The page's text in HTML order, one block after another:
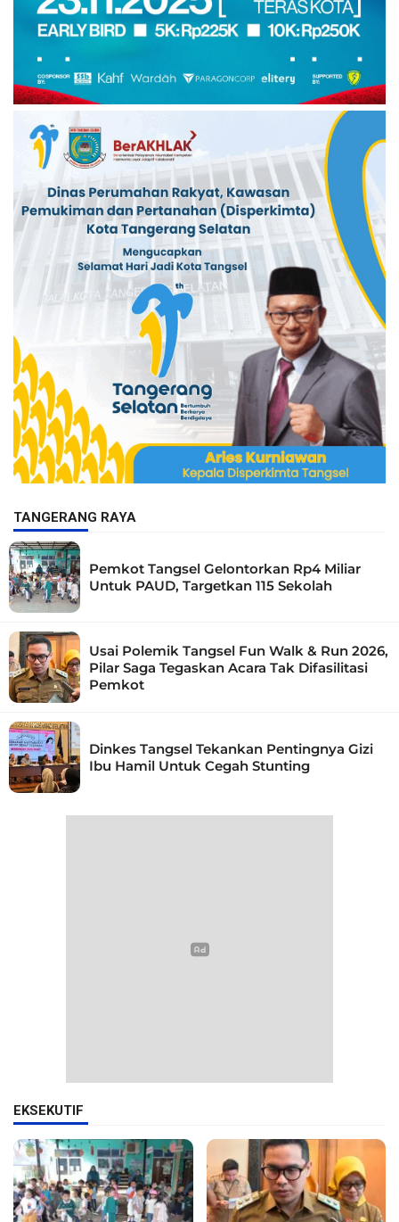
TANGERANG RAYA
Pemkot Tangsel Gelontorkan Rp4 Miliar
Untuk PAUD, Targetkan 115 Sekolah
Usai Polemik Tangsel Fun Walk & Run 2026,
Pilar Saga Tegaskan Acara Tak Difasilitasi
Pemkot
Dinkes Tangsel Tekankan Pentingnya Gizi
Ibu Hamil Untuk Cegah Stunting
EKSEKUTIF